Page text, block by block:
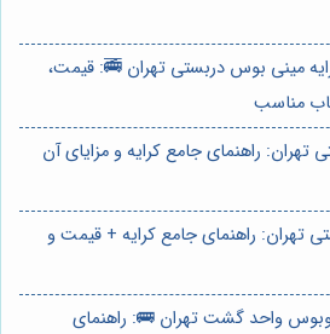
مینی بوس دربستی تهران 🚎: قیمت،
مناسب
راهنمای جامع کرایه و مزایای آن
تهران: راهنمای جامع کرایه + قیمت و
واحد گشت تهران 🚌: راهنمای